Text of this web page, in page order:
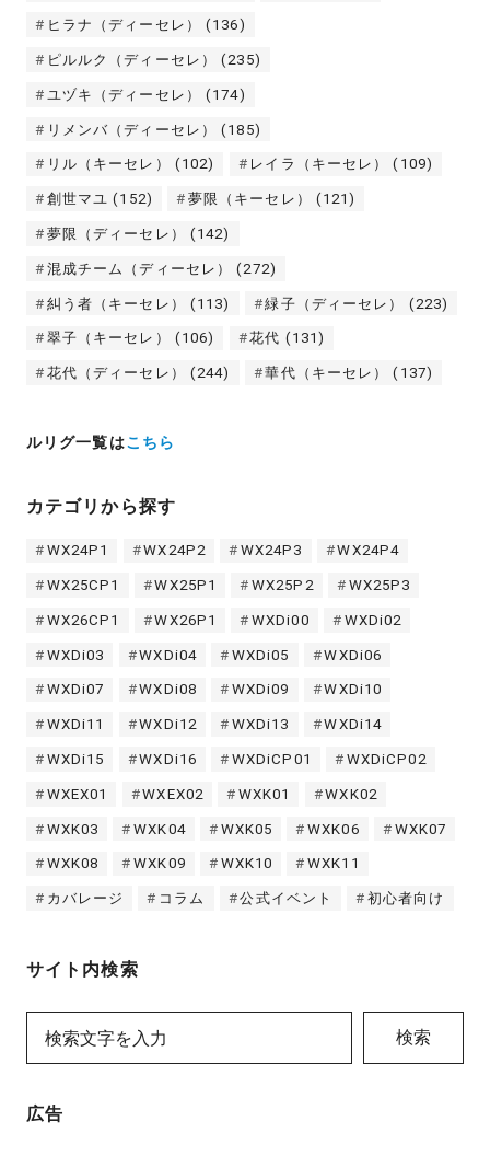
ヒラナ（ディーセレ） (136)
ピルルク（ディーセレ） (235)
ユヅキ（ディーセレ） (174)
リメンバ（ディーセレ） (185)
リル（キーセレ） (102) レイラ（キーセレ） (109)
創世マユ (152) 夢限（キーセレ） (121)
夢限（ディーセレ） (142)
混成チーム（ディーセレ） (272)
糾う者（キーセレ） (113) 緑子（ディーセレ） (223)
翠子（キーセレ） (106) 花代 (131)
花代（ディーセレ） (244) 華代（キーセレ） (137)
ルリグ一覧はこちら
カテゴリから探す
WX24P1 WX24P2 WX24P3 WX24P4
WX25CP1 WX25P1 WX25P2 WX25P3
WX26CP1 WX26P1 WXDi00 WXDi02
WXDi03 WXDi04 WXDi05 WXDi06
WXDi07 WXDi08 WXDi09 WXDi10
WXDi11 WXDi12 WXDi13 WXDi14
WXDi15 WXDi16 WXDiCP01 WXDiCP02
WXEX01 WXEX02 WXK01 WXK02
WXK03 WXK04 WXK05 WXK06 WXK07
WXK08 WXK09 WXK10 WXK11
カバレージ コラム 公式イベント 初心者向け
サイト内検索
検索
広告